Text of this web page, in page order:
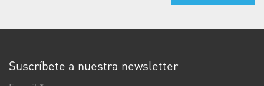
Suscríbete a nuestra newsletter